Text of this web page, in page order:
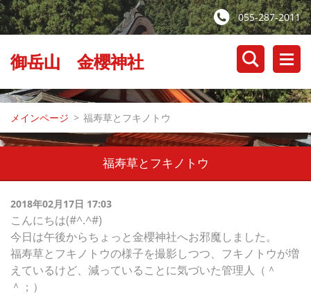
055-287-2011
御岳山 金櫻神社
メインページ > 福寿草とフキノトウ
福寿草とフキノトウ
2018年02月17日 17:03
こんにちは(#^.^#)
今日は午後からちょっと金櫻神社へお邪魔しました。
福寿草とフキノトウの様子を撮影しつつ、フキノトウが増
えているけど、減っていることに気づいた管理人（＾
＾；）